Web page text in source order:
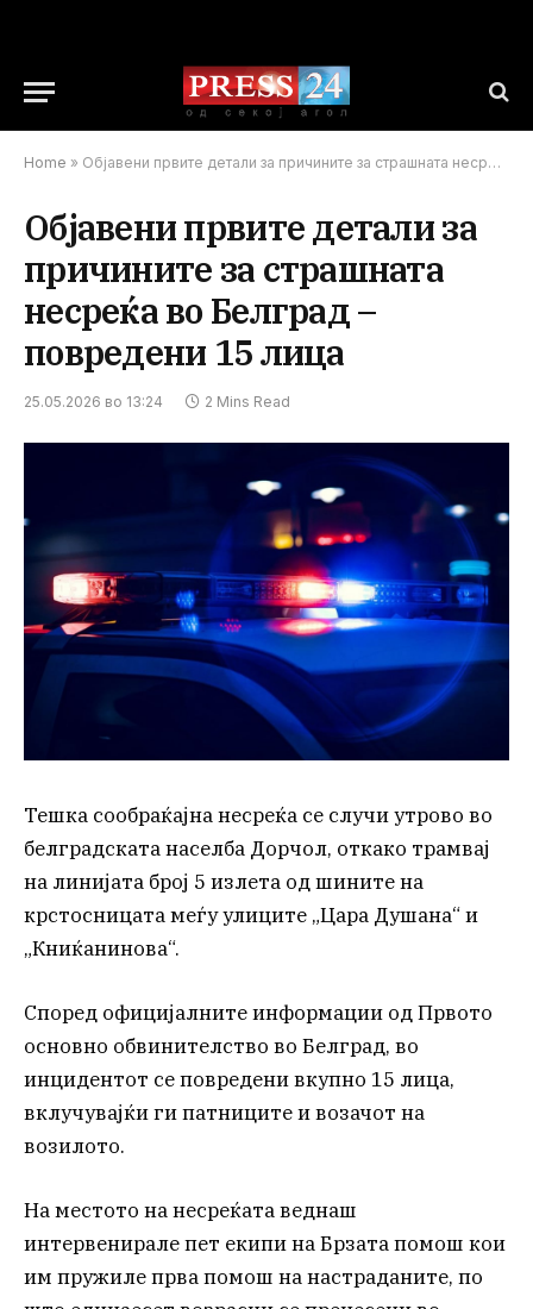
Home » Oбјавени првите детали за причините за страшната несреќа во Белград – повредени 15 лица
Oбјавени првите детали за
причините за страшната
несреќа во Белград –
повредени 15 лица
25.05.2026 во 13:24 2 Mins Read
Тешка сообраќајна несреќа се случи утрово во
белградската населба Дорчол, откако трамвај
на линијата број 5 излета од шините на
крстосницата меѓу улиците „Цара Душана“ и
„Книќанинова“.
Според официјалните информации од Првото
основно обвинителство во Белград, во
инцидентот се повредени вкупно 15 лица,
вклучувајќи ги патниците и возачот на
возилото.
На местото на несреќата веднаш
интервенирале пет екипи на Брзата помош кои
им пружиле прва помош на настраданите, по